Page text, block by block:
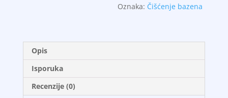
Oznaka: Čišćenje bazena
Opis
Isporuka
Recenzije (0)